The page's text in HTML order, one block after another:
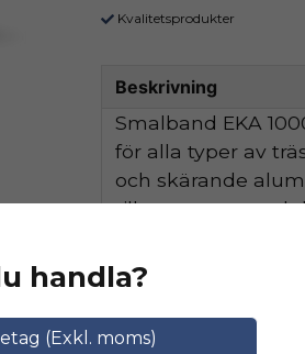
Kvalitetsprodukter
Beskrivning
Smalband EKA
för alla typer av
och skärande
tillsammans med
hög
Relaterade
handla?
(Exkl. moms)